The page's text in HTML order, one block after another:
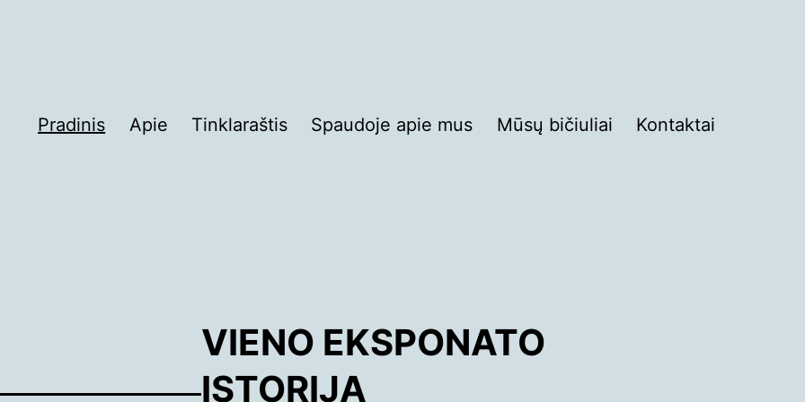
Pradinis Apie Tinklaraštis Spaudoje apie mus Mūsų bičiuliai Kontaktai
VIENO EKSPONATO
ISTORIJA